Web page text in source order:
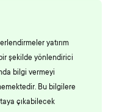
yatırım
şekilde yönlendirici
bilgi vermeyi
Bu bilgilere
çıkabilecek